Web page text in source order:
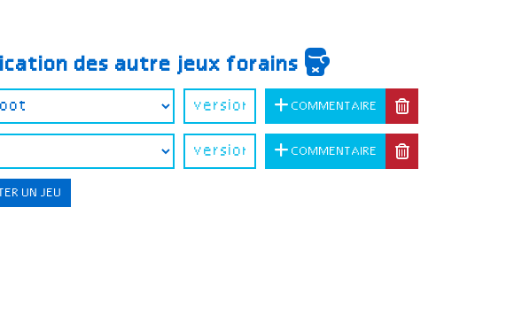
des autre jeux forains
COMMENTAIRE
COMMENTAIRE
UN JEU